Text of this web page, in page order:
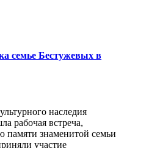
семье Бестужевых в
наследия
рабочая встреча,
памяти знаменитой семьи
участие